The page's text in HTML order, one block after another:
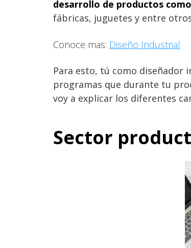
desarrollo de productos
fábricas, juguetes y entre
Conoce mas: Diseño Industrial
Para esto, tú como diseñador
programas que durante tu
voy a explicar los diferentes
Sector